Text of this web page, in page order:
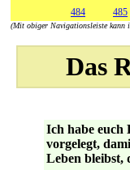
484
485
(Mit obiger Navigationsleiste kann
Das
Ich habe euch
vorgelegt,
Leben bleibst,